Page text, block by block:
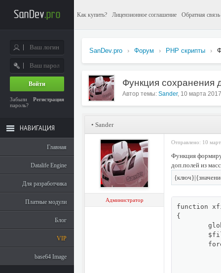
Как купить? Лицензионное соглашение Обратная связь
SanDev.pro › Форум › PHP скрипты ›
Функция сохранения
Автор темы: Sander, 10 марта
• Sander
Отправлено: 10
Функция
доп.полей из
function
{
Администратор
Войти
Регистрация
Забыли
пароль?
НАВИГАЦИЯ
Главная
Datalife Engine
Для разработчика
Платные модули
Блог
VIP
base64 Image